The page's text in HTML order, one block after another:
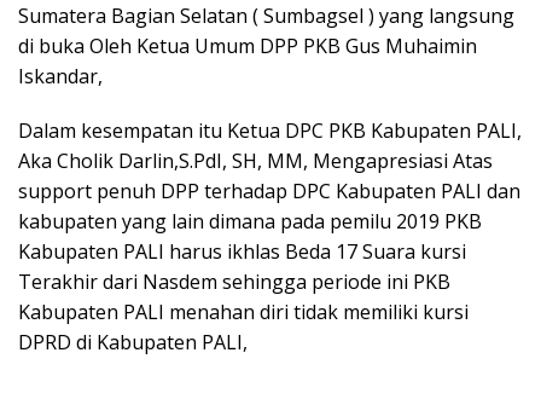
Sumatera Bagian Selatan ( Sumbagsel ) yang langsung
di buka Oleh Ketua Umum DPP PKB Gus Muhaimin
Iskandar,
Dalam kesempatan itu Ketua DPC PKB Kabupaten PALI,
Aka Cholik Darlin,S.PdI, SH, MM, Mengapresiasi Atas
support penuh DPP terhadap DPC Kabupaten PALI dan
kabupaten yang lain dimana pada pemilu 2019 PKB
Kabupaten PALI harus ikhlas Beda 17 Suara kursi
Terakhir dari Nasdem sehingga periode ini PKB
Kabupaten PALI menahan diri tidak memiliki kursi
DPRD di Kabupaten PALI,